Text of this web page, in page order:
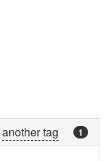
1
another tag